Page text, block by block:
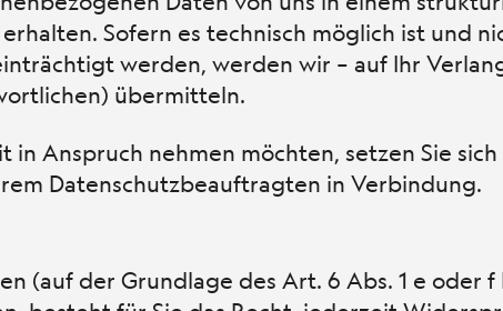
Sofern es technisch möglich ist und
werden, werden wir – auf Ihr
übermitteln.
Anspruch nehmen möchten, setzen Sie
Datenschutzbeauftragten in Verbindung.
(auf der Grundlage des Art. 6 Abs. 1 e oder f